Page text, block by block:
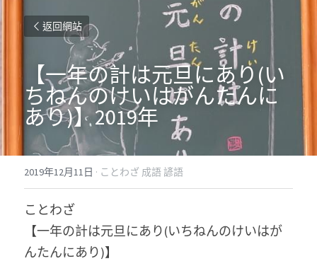
返回網站
【一年の計は元旦にあり(い
ちねんのけいはがんたんに
あり)】2019年
2019年12月11日 · ことわざ 成語 諺語
ことわざ
【一年の計は元旦にあり(いちねんのけいはが
んたんにあり)】